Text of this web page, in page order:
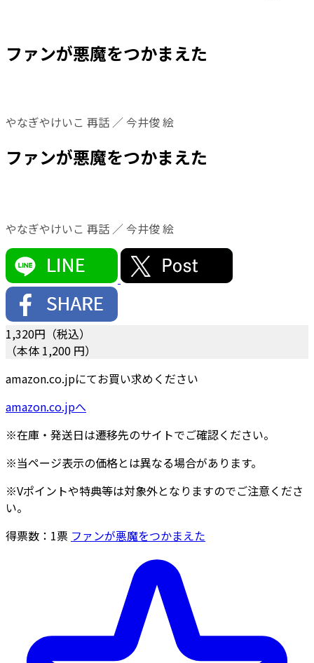
ファンが悪魔をつかまえた
やなぎやけいこ 再話 ／ 今井俊 絵
ファンが悪魔をつかまえた
やなぎやけいこ 再話 ／ 今井俊 絵
1,320円（税込）
（本体 1,200 円）
amazon.co.jpにてお買い求めください
amazon.co.jpへ
※在庫・発送日は遷移先のサイトでご確認ください。
※当ページ表示の価格とは異なる場合があります。
※Vポイントや特典等は対象外となりますのでご注意くださ
い。
得票数： 1票 ファンが悪魔をつかまえた